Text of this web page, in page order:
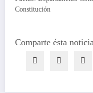
Constitución
Comparte ésta